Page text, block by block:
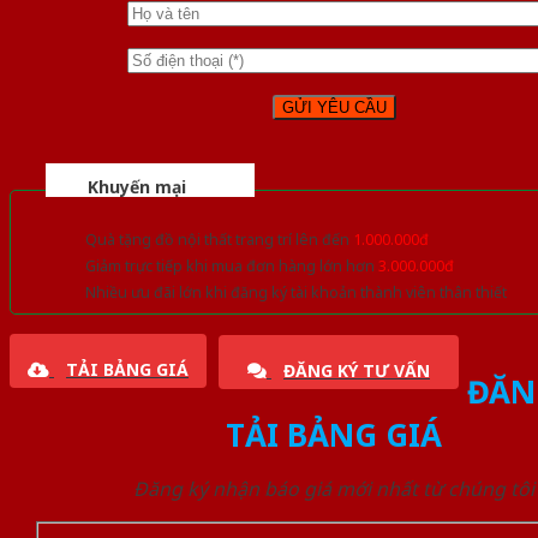
Khuyến mại
Quà tặng đồ nội thất trang trí lên đến 1.000.000đ
Giảm trực tiếp khi mua đơn hàng lớn hơn 3.000.000đ
Nhiều ưu đãi lớn khi đăng ký tài khoản thành viên thân thiết
TẢI BẢNG GIÁ ĐĂNG KÝ TƯ VẤN
TẢI BẢNG GIÁ
Đăng ký nhận báo giá mới nhất từ chúng tôi